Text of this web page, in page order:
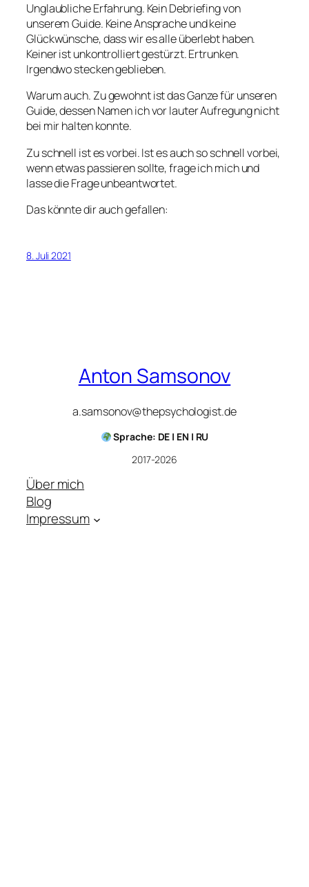
Unglaubliche Erfahrung. Kein Debriefing von
unserem Guide. Keine Ansprache und keine
Glückwünsche, dass wir es alle überlebt haben.
Keiner ist unkontrolliert gestürzt. Ertrunken.
Irgendwo stecken geblieben.
Warum auch. Zu gewohnt ist das Ganze für unseren
Guide, dessen Namen ich vor lauter Aufregung nicht
bei mir halten konnte.
Zu schnell ist es vorbei. Ist es auch so schnell vorbei,
wenn etwas passieren sollte, frage ich mich und
lasse die Frage unbeantwortet.
Das könnte dir auch gefallen:
8. Juli 2021
Anton Samsonov
a.samsonov@thepsychologist.de
Sprache: DE | EN | RU
2017-2026
Über mich
Blog
Impressum